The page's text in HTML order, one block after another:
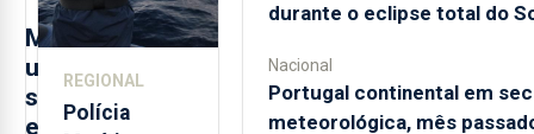
M
u
s
e
REGIONAL
Polícia
durante o eclipse total do
Nacional
Portugal continental em
meteorológica, mês